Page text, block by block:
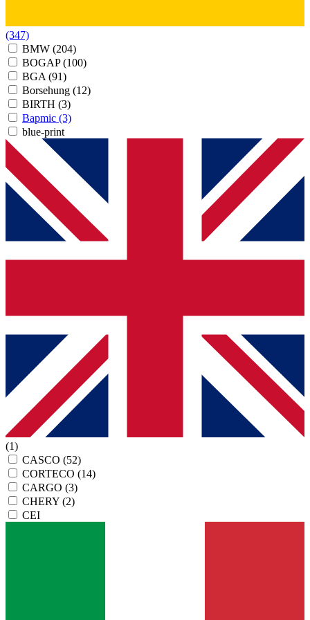
(347)
BMW (204)
BOGAP(100)
BGA (91)
Borsehung (12)
BIRTH (3)
Bapmic (3)
blue-print
(1)
CASCO (52)
CORTECO (14)
CARGO (3)
CHERY (2)
CEI